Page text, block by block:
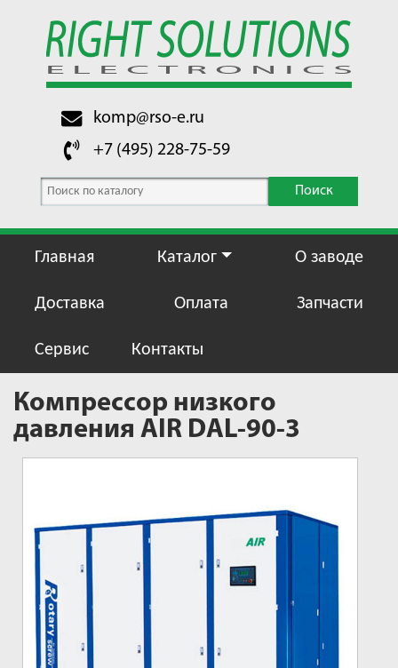
komp@rso-e.ru
+7 (495) 228-75-59
Поиск
Главная Каталог О заводе
Доставка Оплата Запчасти
Сервис Контакты
Компрессор низкого
давления AIR DAL-90-3